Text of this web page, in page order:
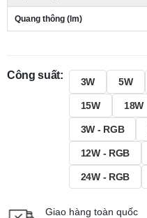
Quang thông (lm)
Công suất:
3W 5W
15W 18W
3W - RGB
12W - RGB
24W - RGB
Giao hàng toàn quốc